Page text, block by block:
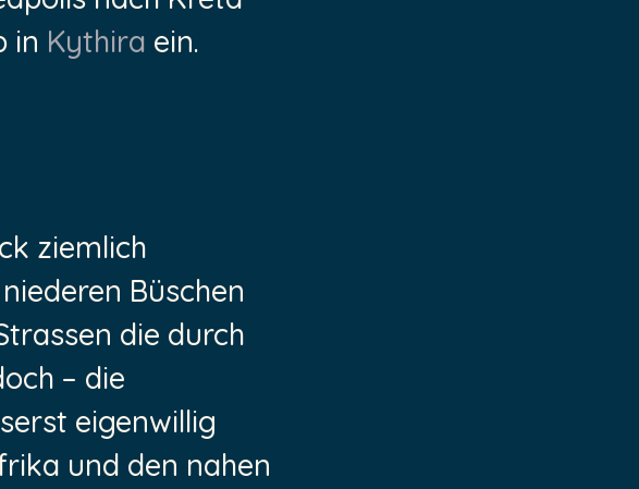
in Kythira ein.
ziemlich
Büschen
die durch
– die
eigenwillig
und den nahen